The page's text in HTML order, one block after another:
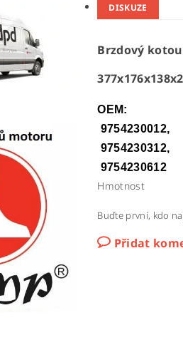
DISKUZE
Brzdový
OEM:
9754230012,
9754230312,
9754230612
Hmotnost
Buďte první, kdo
Přidat